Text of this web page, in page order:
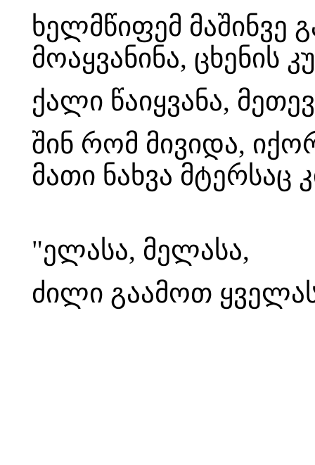
ხელმწიფემ მაშინვე
მოაყვანინა, ცხენის
ქალი წაიყვანა,
შინ რომ მივიდა,
მათი ნახვა მტერსაც
"ელასა, მელასა,
ძილი გაამოთ